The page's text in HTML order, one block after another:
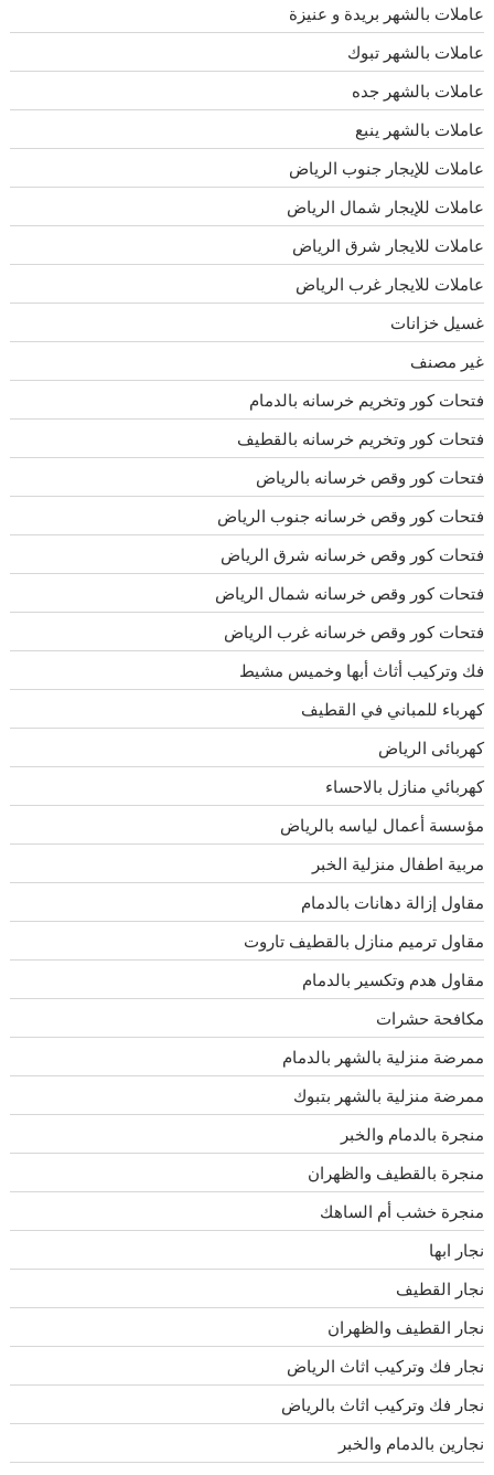
عاملات بالشهر بريدة و عنيزة
عاملات بالشهر تبوك
عاملات بالشهر جده
عاملات بالشهر ينبع
عاملات للإيجار جنوب الرياض
عاملات للإيجار شمال الرياض
عاملات للايجار شرق الرياض
عاملات للايجار غرب الرياض
غسيل خزانات
غير مصنف
فتحات كور وتخريم خرسانه بالدمام
فتحات كور وتخريم خرسانه بالقطيف
فتحات كور وقص خرسانه بالرياض
فتحات كور وقص خرسانه جنوب الرياض
فتحات كور وقص خرسانه شرق الرياض
فتحات كور وقص خرسانه شمال الرياض
فتحات كور وقص خرسانه غرب الرياض
فك وتركيب أثاث أبها وخميس مشيط
كهرباء للمباني في القطيف
كهربائى الرياض
كهربائي منازل بالاحساء
مؤسسة أعمال لياسه بالرياض
مربية اطفال منزلية الخبر
مقاول إزالة دهانات بالدمام
مقاول ترميم منازل بالقطيف تاروت
مقاول هدم وتكسير بالدمام
مكافحة حشرات
ممرضة منزلية بالشهر بالدمام
ممرضة منزلية بالشهر بتبوك
منجرة بالدمام والخبر
منجرة بالقطيف والظهران
منجرة خشب أم الساهك
نجار ابها
نجار القطيف
نجار القطيف والظهران
نجار فك وتركيب اثاث الرياض
نجار فك وتركيب اثاث بالرياض
نجارين بالدمام والخبر